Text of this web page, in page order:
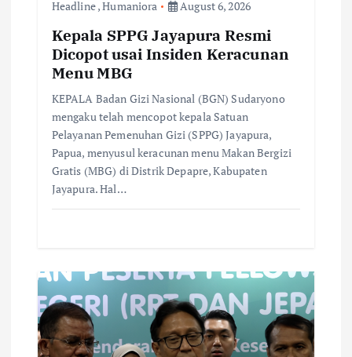
Headline,Humaniora August 6, 2026
Kepala SPPG Jayapura Resmi
Dicopot usai Insiden Keracunan
Menu MBG
KEPALA Badan Gizi Nasional (BGN) Sudaryono
mengaku telah mencopot kepala Satuan
Pelayanan Pemenuhan Gizi (SPPG) Jayapura,
Papua, menyusul keracunan menu Makan Bergizi
Gratis (MBG) di Distrik Depapre, Kabupaten
Jayapura. Hal…